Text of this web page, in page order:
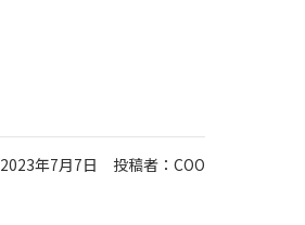
2023年7月7日 投稿者：COO